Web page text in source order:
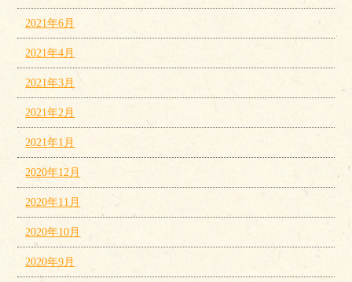
2021年6月
2021年4月
2021年3月
2021年2月
2021年1月
2020年12月
2020年11月
2020年10月
2020年9月